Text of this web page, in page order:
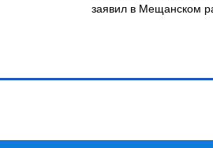
заявил в Мещанском